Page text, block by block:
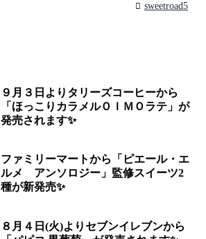
sweetroad5
９月３日よりタリーズコーヒーから
「ほっこりカラメルＯＩＭＯラテ」が
発売されます✨
ファミリーマートから「ピエール・エ
ルメ アンソロジー」監修スイーツ2
種が新発売✨
８月４日(火)よりセブンイレブンから